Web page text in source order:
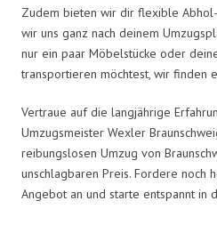
Zudem bieten wir dir flexible
wir uns ganz nach deinem
nur ein paar Möbelstücke oder
transportieren möchtest, wir finden
Vertraue auf die langjährige
Umzugsmeister Wexler
reibungslosen Umzug von
unschlagbaren Preis. Fordere noch
Angebot an und starte entspannt in